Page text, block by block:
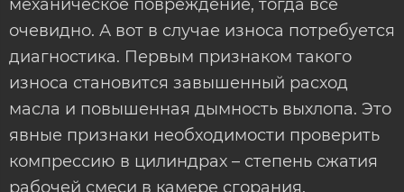
механическое повреждение, тогда всё
очевидно. А вот в случае износа потребуется
диагностика. Первым признаком такого
износа становится завышенный расход
масла и повышенная дымность выхлопа. Это
явные признаки необходимости проверить
компрессию в цилиндрах – степень сжатия
рабочей смеси в камере сгорания.